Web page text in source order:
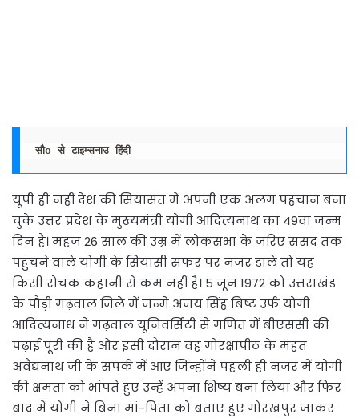
सौo से टाइम्सनाउ हिंदी
यूपी ही नहीं देश की सियासत में अपनी एक अलग पहचान बना
चुके उत्तर प्रदेश के मुख्यमंत्री योगी आदित्यनाथ का 49वां जन्म
दिन है। महज 26 साल की उम्र में लोकसभा के जरिए संसद तक
पहुंचने वाले योगी के सियासी सफर पर नजर डाले तो यह
किसी रोचक कहानी से कम नहीं है। 5 जून 1972 को उत्तराखंड
के पौड़ी गढ़वाल जिले में जन्मे अजय सिंह बिष्ट उर्फ योगी
आदित्यनाथ ने गढ़वाल यूनिवर्सिटी से गणित में बीएससी की
पढ़ाई पूरी की है और इसी दौरान वह गोरक्षापीठ के मंहत
अवैद्यनाथ जी के संपर्क में आए जिन्होंने पहली ही नजर में योगी
की क्षमता को भांपते हुए उन्हें अपना शिष्य बना लिया और फिर
बाद में योगी ने बिना मां-पिता को बताए हुए गोरखपुर जाकर